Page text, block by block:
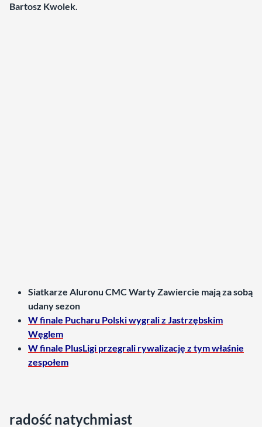
Bartosz Kwolek.
Siatkarze Aluronu CMC Warty Zawiercie mają za sobą
udany sezon
W finale Pucharu Polski wygrali z Jastrzębskim
Węglem
W finale PlusLigi przegrali rywalizację z tym właśnie
zespołem
radość natychmiast